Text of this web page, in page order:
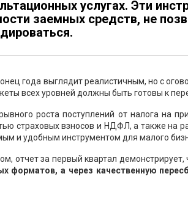
услугах. Эти
заемных средств, не
года выглядит реалистичным, но с
всех уровней должны быть готовы к
роста поступлений от налога на
страховых взносов и НДФЛ, а также на
и удобным инструментом для малого
отчет за первый квартал демонстрирует,
форматов, а через качественную